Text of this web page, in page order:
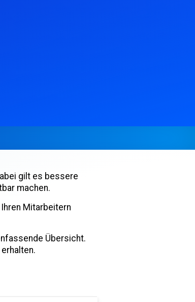
gilt es bessere
machen.
Mitarbeitern
Übersicht.